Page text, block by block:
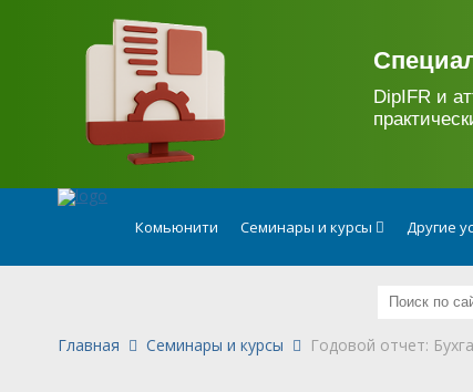
DipIFR и
Комьюнити Семинары и курсы Другие
Главная Семинары и курсы Годовой отчет: